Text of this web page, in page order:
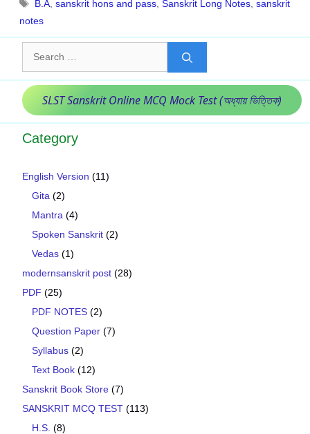
B.A ,sanskrit hons and pass ,Sanskrit Long Notes ,sanskrit
notes
for:
SLST Sanskrit Online MCQ Mock Test (অধ্যায় ভিত্তিক)
Category
English Version (11)
Gita (2)
Mantra (4)
Spoken Sanskrit (2)
Vedas (1)
modernsanskrit post (28)
PDF (25)
PDF NOTES (2)
Question Paper (7)
Syllabus (2)
Text Book (12)
Sanskrit Book Store (7)
SANSKRIT MCQ TEST (113)
H.S. (8)